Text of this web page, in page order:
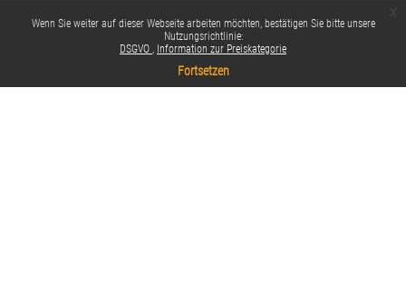
Wenn Sie weiter auf dieser Webseite arbeiten möchten, bestätigen Sie bitte unsere
Nutzungsrichtlinie:
DSGVO
Information zur Preiskategorie
Fortsetzen